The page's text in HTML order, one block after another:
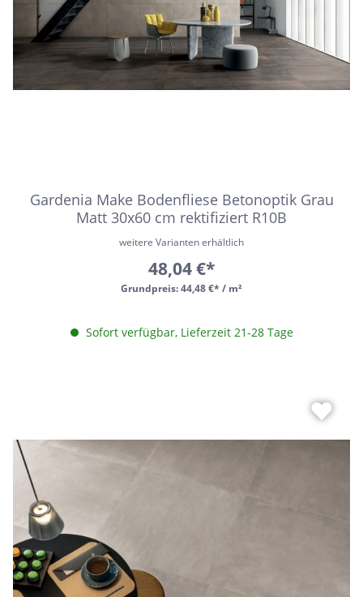
Gardenia Make Bodenfliese Betonoptik Grau
Matt 30x60 cm rektifiziert R10B
Grundpreis:44,48 €* / m²
weitere Varianten erhältlich
48,04 €*
Sofort verfügbar, Lieferzeit 21-28 Tage